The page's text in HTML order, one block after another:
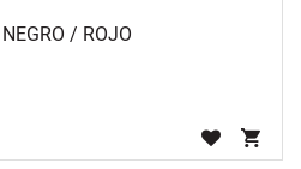
/ ROJO